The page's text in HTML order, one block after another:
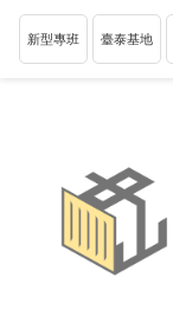
跳
主
新型專班 臺泰基地